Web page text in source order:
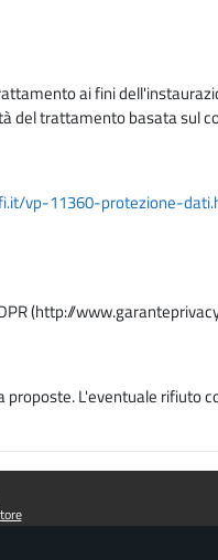
ai fini
del trattamento basata sul
vp-11360-protezione-
(http://
L'eventuale rifiuto